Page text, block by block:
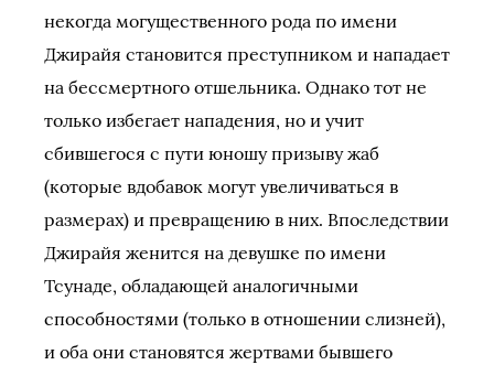
некогда могущественного рода по имени
Джирайя становится преступником и нападает
на бессмертного отшельника. Однако тот не
только избегает нападения, но и учит
сбившегося с пути юношу призыву жаб
(которые вдобавок могут увеличиваться в
размерах) и превращению в них. Впоследствии
Джирайя женится на девушке по имени
Тсунаде, обладающей аналогичными
способностями (только в отношении слизней),
и оба они становятся жертвами бывшего